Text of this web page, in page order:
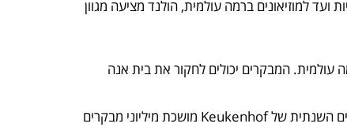
למוזיאונים ברמה עולמית, הולנד מציעה מגוון
עולמית. המבקרים יכולים לחקור את בית אנה
ממוקם ליד ליס, גני Keukenhof הם גן עדן פרחוני הכולל שדות צבעונים תוססים, נרקיסים ויקינתונים. תערוכת הפרחים השנתית של Keukenhof מושכת מיליוני מבקרים